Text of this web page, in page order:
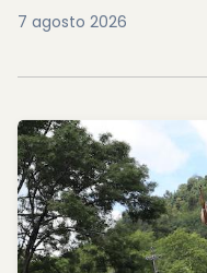
7 agosto 2026